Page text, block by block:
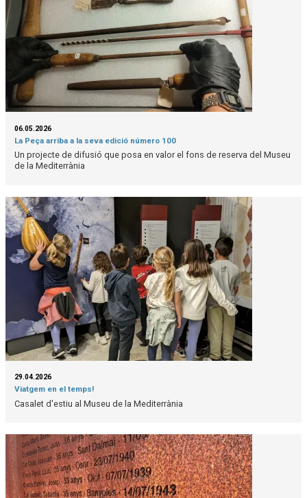
06.05.2026
La Peça arriba a la seva edició número 100
Un projecte de difusió que posa en valor el fons de reserva del Museu
de la Mediterrània
29.04.2026
Viatgem en el temps!
Casalet d'estiu al Museu de la Mediterrània